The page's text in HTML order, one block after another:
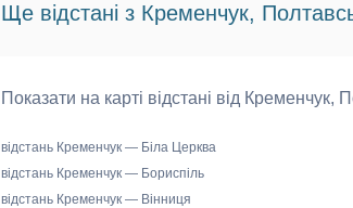
Ще відстані з Кременчук,
Показати на карті відстані від Кременчук,
відстань Кременчук — Біла Церква
відстань Кременчук — Бориспіль
відстань Кременчук — Вінниця